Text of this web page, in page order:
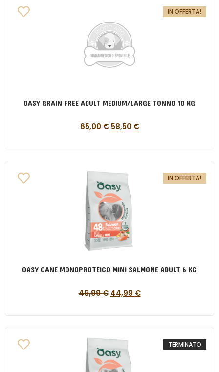
IN OFFERTA!
OASY GRAIN FREE ADULT MEDIUM/LARGE TONNO 10 KG
65,00€ 58,50 €
IN OFFERTA!
OASY CANE MONOPROTEICO MINI SALMONE ADULT 6 KG
49,99€ 44,99 €
TERMINATO